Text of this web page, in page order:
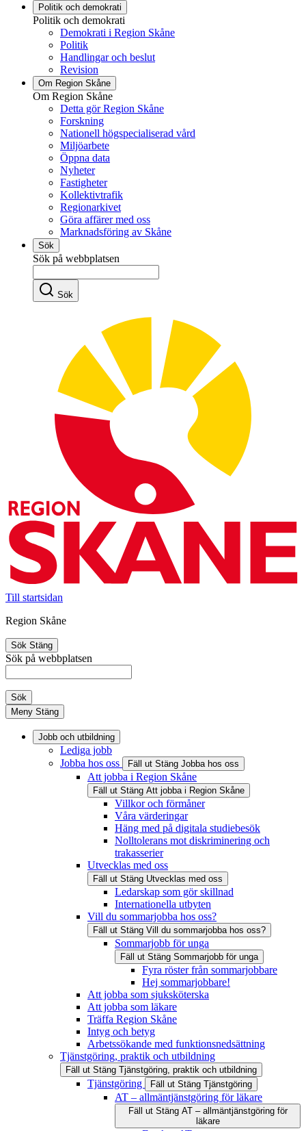
Politik och demokrati
Politik och demokrati
Demokrati i Region Skåne
Politik
Handlingar och beslut
Revision
Om Region Skåne
Om Region Skåne
Detta gör Region Skåne
Forskning
Nationell högspecialiserad vård
Miljöarbete
Öppna data
Nyheter
Fastigheter
Kollektivtrafik
Regionarkivet
Göra affärer med oss
Marknadsföring av Skåne
Sök
Sök på webbplatsen
Sök
Till startsidan
Region Skåne
Sök Stäng
Sök på webbplatsen
Sök
Meny Stäng
Jobb och utbildning
Lediga jobb
Jobba hos oss
Fäll ut Stäng Jobba hos oss
Att jobba i Region Skåne
Fäll ut Stäng Att jobba i Region Skåne
Villkor och förmåner
Våra värderingar
Häng med på digitala studiebesök
Nolltolerans mot diskriminering och
trakasserier
Utvecklas med oss
Fäll ut Stäng Utvecklas med oss
Ledarskap som gör skillnad
Internationella utbyten
Vill du sommarjobba hos oss?
Fäll ut Stäng Vill du sommarjobba hos oss?
Sommarjobb för unga
Fäll ut Stäng Sommarjobb för unga
Fyra röster från sommarjobbare
Hej sommarjobbare!
Att jobba som sjuksköterska
Att jobba som läkare
Träffa Region Skåne
Intyg och betyg
Arbetssökande med funktionsnedsättning
Tjänstgöring, praktik och utbildning
Fäll ut Stäng Tjänstgöring, praktik och utbildning
Tjänstgöring Fäll ut Stäng Tjänstgöring
AT – allmäntjänstgöring för läkare
Fäll ut Stäng AT – allmäntjänstgöring för
läkare